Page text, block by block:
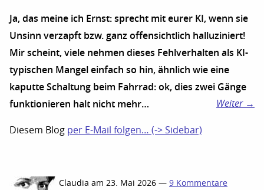
Ja, das meine ich Ernst: sprecht mit eurer KI, wenn sie
Unsinn verzapft bzw. ganz offensichtlich halluziniert!
Mir scheint, viele nehmen dieses Fehlverhalten als KI-
typischen Mangel einfach so hin, ähnlich wie eine
kaputte Schaltung beim Fahrrad: ok, dies zwei Gänge
funktionieren halt nicht mehr…
Weiter →
Diesem Blog per E-Mail folgen… (-> Sidebar)
Claudia am 23. Mai 2026 — 9 Kommentare